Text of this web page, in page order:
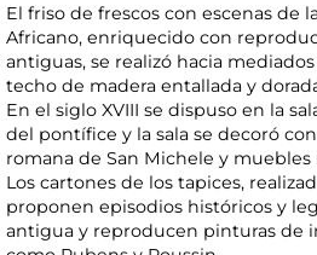
El friso de frescos con escenas de
Africano, enriquecido con
antiguas, se realizó hacia
techo de madera entallada y
En el siglo XVIII se dispuso en la
del pontífice y la sala se decoró
romana de San Michele y
Los cartones de los tapices,
proponen episodios históricos y
antigua y reproducen pinturas de